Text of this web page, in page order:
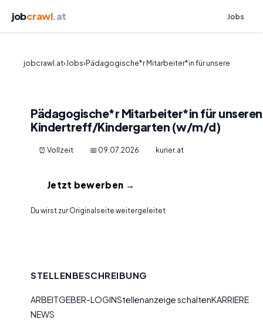
jobcrawl.at Jobs
jobcrawl.at›Jobs›Pädagogische*r Mitarbeiter*in für unsere
Pädagogische*r Mitarbeiter*in für unseren
Kindertreff/Kindergarten (w/m/d)
⏰ Vollzeit 📅 09.07.2026 kurier.at
Jetzt bewerben →
Du wirst zur Originalseite weitergeleitet
STELLENBESCHREIBUNG
ARBEITGEBER-LOGINStellenanzeige schaltenKARRIERE
NEWS